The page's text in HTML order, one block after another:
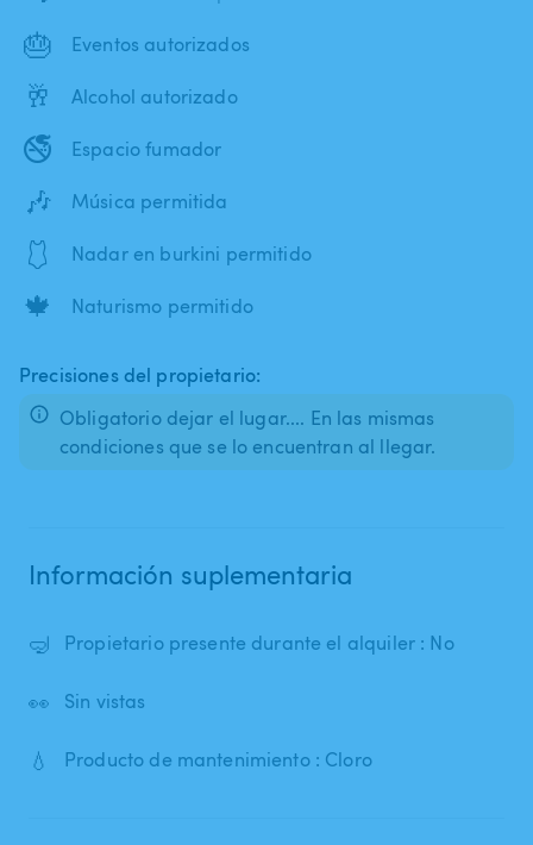
🎂 Eventos autorizados
🥂 Alcohol autorizado
🚭 Espacio fumador
🎶 Música permitida
🩱 Nadar en burkini permitido
🍁 Naturismo permitido
Precisiones del propietario:
Obligatorio dejar el lugar.... En las mismas
condiciones que se lo encuentran al llegar.
Información suplementaria
🤿 Propietario presente durante el alquiler : No
👀 Sin vistas
💧 Producto de mantenimiento : Cloro